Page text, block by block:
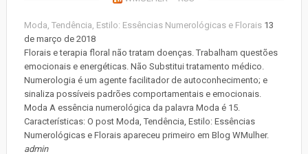
Moda, Tendência, Estilo: Essências Numerológicas e Florais 13
de março de 2018
Florais e terapia floral não tratam doenças. Trabalham questões
emocionais e energéticas. Não Substitui tratamento médico.
Numerologia é um agente facilitador de autoconhecimento; e
sinaliza possíveis padrões comportamentais e emocionais.
Moda A essência numerológica da palavra Moda é 15.
Características: O post Moda, Tendência, Estilo: Essências
Numerológicas e Florais apareceu primeiro em Blog WMulher.
admin